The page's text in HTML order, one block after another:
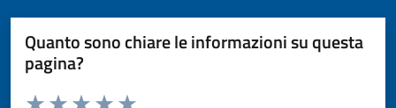
Quanto sono chiare le informazioni su questa
pagina?
Valuta da 1 a 5 stelle la pagina